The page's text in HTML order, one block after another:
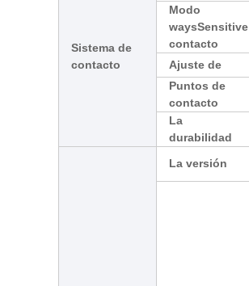
Sistema de
contacto
Modo
waysSensitive
contacto
Ajuste de
Puntos de
contacto
La
durabilidad
La versión